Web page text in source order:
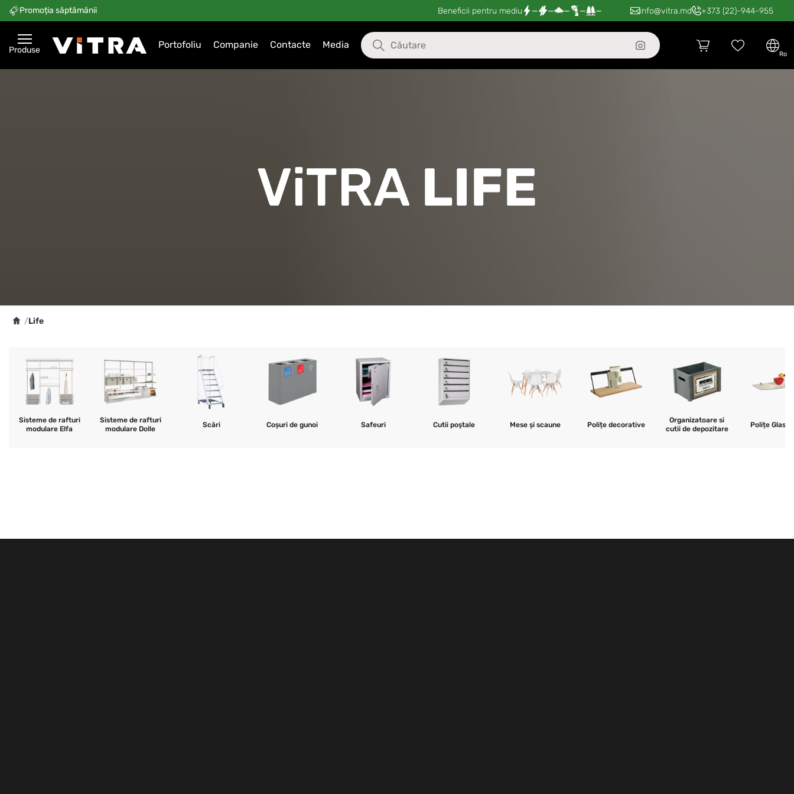
Promoția săptămânii Beneficii pentru mediu — — — — — info@vitra.md +373 (22)-944-955
Produse Portofoliu Companie Contacte Media
ro
ViTRA LIFE
/Life
Sisteme de rafturi
modulare Elfa
Sisteme de rafturi
modulare Dolle
Scări Coșuri de gunoi Safeuri Cutii poștale Mese și scaune Polițe decorative
Organizatoare si
cutii de depozitare
Polițe Glass